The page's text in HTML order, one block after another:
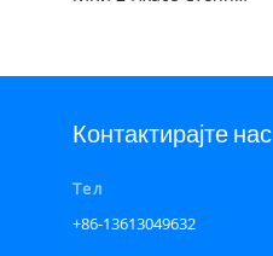
Контактирајте нас
Тел
+86-13613049632